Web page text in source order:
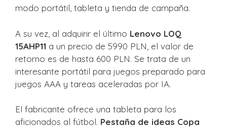
modo portátil, tableta y tienda de campaña.
A su vez, al adquirir el último Lenovo LOQ
15AHP11 a un precio de 5990 PLN, el valor de
retorno es de hasta 600 PLN. Se trata de un
interesante portátil para juegos preparado para
juegos AAA y tareas aceleradas por IA.
El fabricante ofrece una tableta para los
aficionados al fútbol. Pestaña de ideas Copa